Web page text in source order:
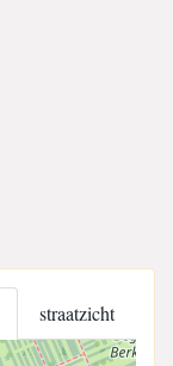
straatzicht